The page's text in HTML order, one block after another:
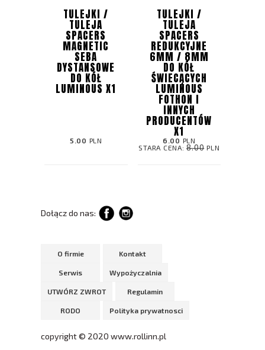
TULEJKI /
TULEJA
SPACERS
MAGNETIC
SEBA
DYSTANSOWE
DO KÓŁ
LUMINOUS X1
5.00 PLN
TULEJKI /
TULEJA
SPACERS
REDUKCYJNE
6MM / 8MM
DO KÓŁ
ŚWIECĄCYCH
LUMINOUS
FOTHON I
INNYCH
PRODUCENTÓW
X1
6.00 PLN
STARA CENA:8.00PLN
Dołącz do nas:
O firmie Kontakt
Serwis Wypożyczalnia
UTWÓRZ ZWROT Regulamin
RODO Polityka prywatnosci
copyright © 2020 www.rollinn.pl